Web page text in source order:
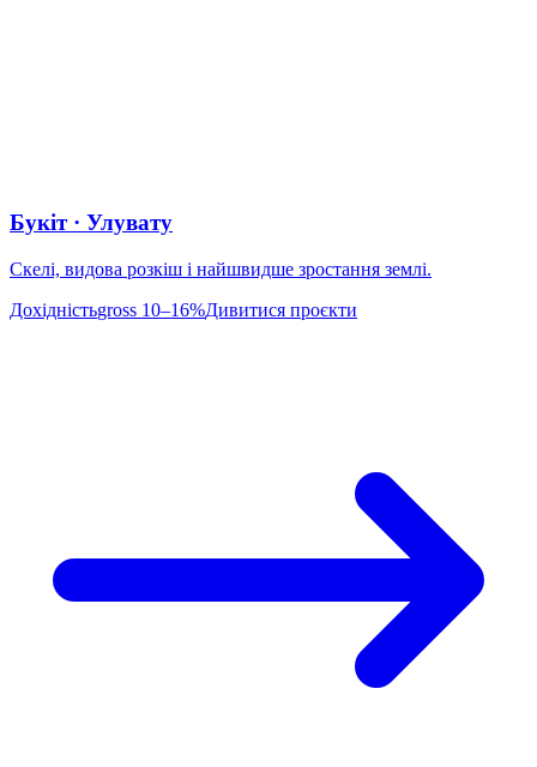
Букіт · Улувату
Скелі, видова розкіш і найшвидше зростання землі.
Дохідністьgross 10–16%Дивитися проєкти